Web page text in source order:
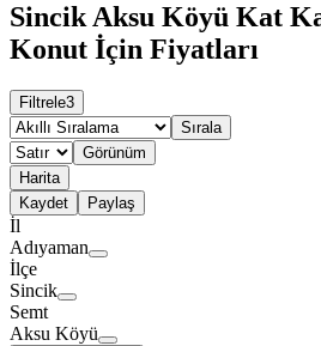
Sincik Aksu Köyü Kat
Konut İçin Fiyatları
Filtrele3
Sırala
Görünüm
Harita
Kaydet
Paylaş
İl
Adıyaman
İlçe
Sincik
Semt
Aksu Köyü